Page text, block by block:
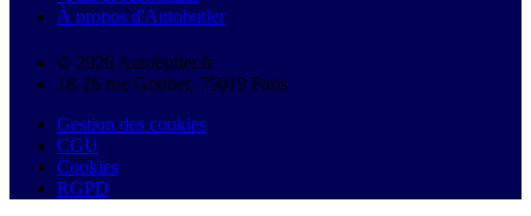
À propos d'Autobutler
© 2026 Autobutler.fr
18-26 rue Goubet, 75019 Paris
Gestion des cookies
CGU
Cookies
RGPD